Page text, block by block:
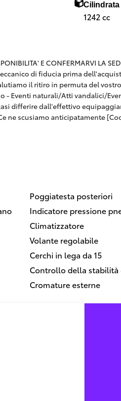
Cilindrata
1242 cc
E CONFERMARVI LA
di fiducia prima
il ritiro in permuta del
- Eventi naturali/Atti vandalici/
differire dall'effettivo
scusiamo anticipatamente
Poggiatesta posteriori
Indicatore pressione
Climatizzatore
Volante regolabile
Cerchi in lega da 15
Controllo della stabilità
Cromature esterne